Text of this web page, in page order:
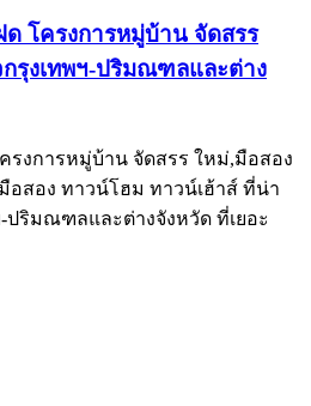
โครงการหมู่บ้าน จัดสรร
รุงเทพฯ-ปริมณฑลและต่าง
รงการหมู่บ้าน จัดสรร ใหม่,มือสอง
อสอง ทาวน์โฮม ทาวน์เฮ้าส์ ที่น่า
ปริมณฑลและต่างจังหวัด ที่เยอะ